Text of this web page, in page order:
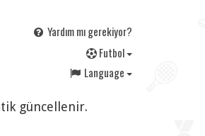
Yardım mı gerekiyor?
Futbol
Language
güncellenir.